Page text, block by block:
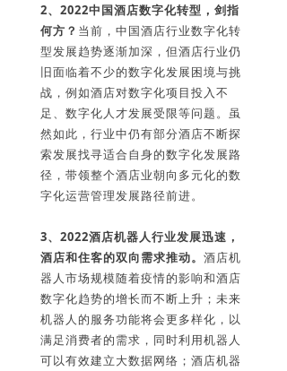
2、2022中国酒店数字化转型，剑指
何方？ 当前，中国酒店行业数字化转
型发展趋势逐渐加深，但酒店行业仍
旧面临着不少的数字化发展困境与挑
战，例如酒店对数字化项目投入不
足、数字化人才发展受限等问题。虽
然如此，行业中仍有部分酒店不断探
索发展找寻适合自身的数字化发展路
径，带领整个酒店业朝向多元化的数
字化运营管理发展路径前进。
3、2022酒店机器人行业发展迅速，
酒店和住客的双向需求推动。 酒店机
器人市场规模随着疫情的影响和酒店
数字化趋势的增长而不断上升；未来
机器人的服务功能将会更多样化，以
满足消费者的需求，同时利用机器人
可以有效建立大数据网络；酒店机器